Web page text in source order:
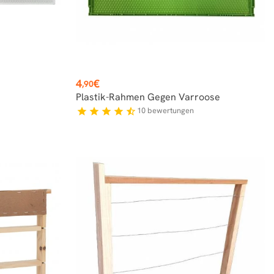
Preis
4,90€
Plastik-Rahmen Gegen Varroose
star star star star star_half 10 bewertungen